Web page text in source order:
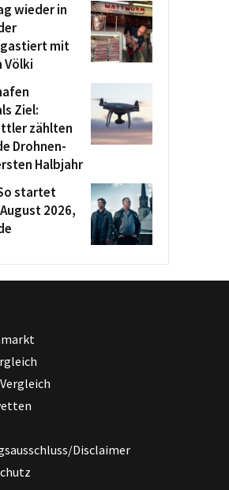
wieder in
mit
Völki
Ziel:
zählten
Drohnen-
Halbjahr
startet
2026,
Disclaimer